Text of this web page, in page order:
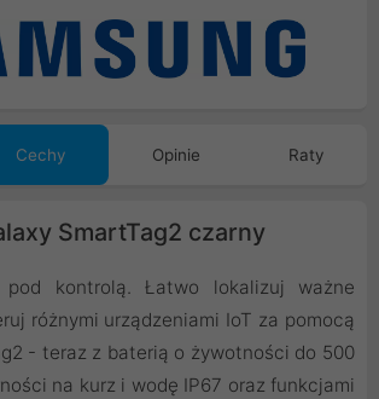
Cechy Opinie Raty
SmartTag2 czarny
kontrolą. Łatwo lokalizuj ważne
różnymi urządzeniami IoT za pomocą
- teraz z baterią o żywotności do 500
na kurz i wodę IP67 oraz funkcjami